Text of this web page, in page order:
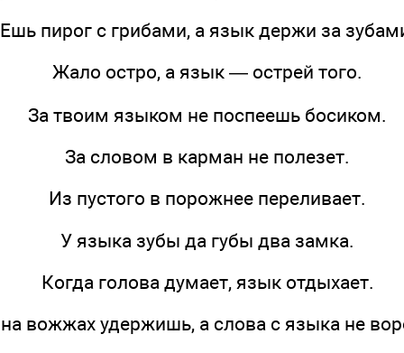
Ешь пирог с грибами, а язык держи за
Жало остро, а язык — острей того.
За твоим языком не поспеешь босиком.
За словом в карман не полезет.
Из пустого в порожнее переливает.
У языка зубы да губы два замка.
Когда голова думает, язык отдыхает.
вожжах удержишь, а слова с языка не